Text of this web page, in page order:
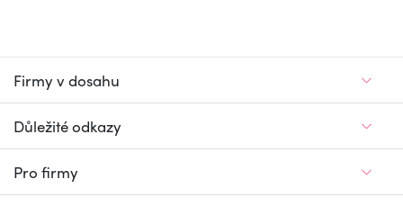
Firmy v dosahu
Důležité odkazy
Pro firmy